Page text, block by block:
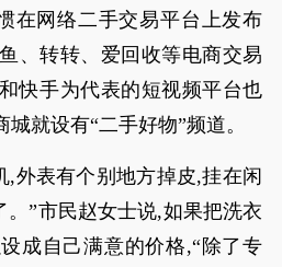
在网络二手交易平台上发布
、转转、爱回收等电商交易
快手为代表的短视频平台也
就设有“二手好物”频道。
,外表有个别地方掉皮,挂在闲
。”市民赵女士说,如果把洗衣
成自己满意的价格,“除了专